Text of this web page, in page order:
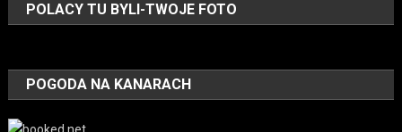
POLACY TU BYLI-TWOJE FOTO
POGODA NA KANARACH